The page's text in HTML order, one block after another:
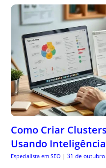
Como Criar
Usando
Especialista em SEO | 31 de